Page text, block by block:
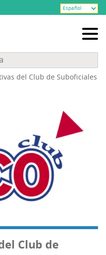
del Club de Suboficiales
Club de